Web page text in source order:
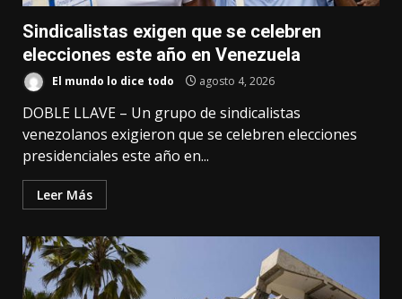
Sindicalistas exigen que se celebren
elecciones este año en Venezuela
El mundo lo dice todo agosto 4, 2026
DOBLE LLAVE – Un grupo de sindicalistas
venezolanos exigieron que se celebren elecciones
presidenciales este año en...
Leer Más